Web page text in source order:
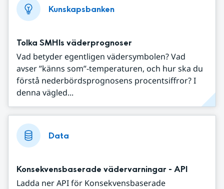
Kunskapsbanken
Tolka SMHIs väderprognoser
Vad betyder egentligen vädersymbolen? Vad
avser ”känns som”-temperaturen, och hur ska du
förstå nederbördsprognosens procentsiffror? I
denna vägled...
Data
Konsekvensbaserade vädervarningar - API
Ladda ner API för Konsekvensbaserade